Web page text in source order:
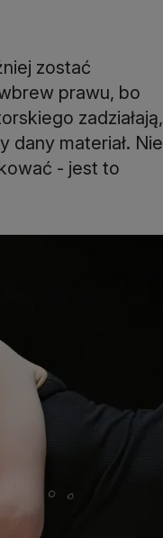
zostać
prawu, bo
zadziałają,
dany materiał. Nie
- jest to